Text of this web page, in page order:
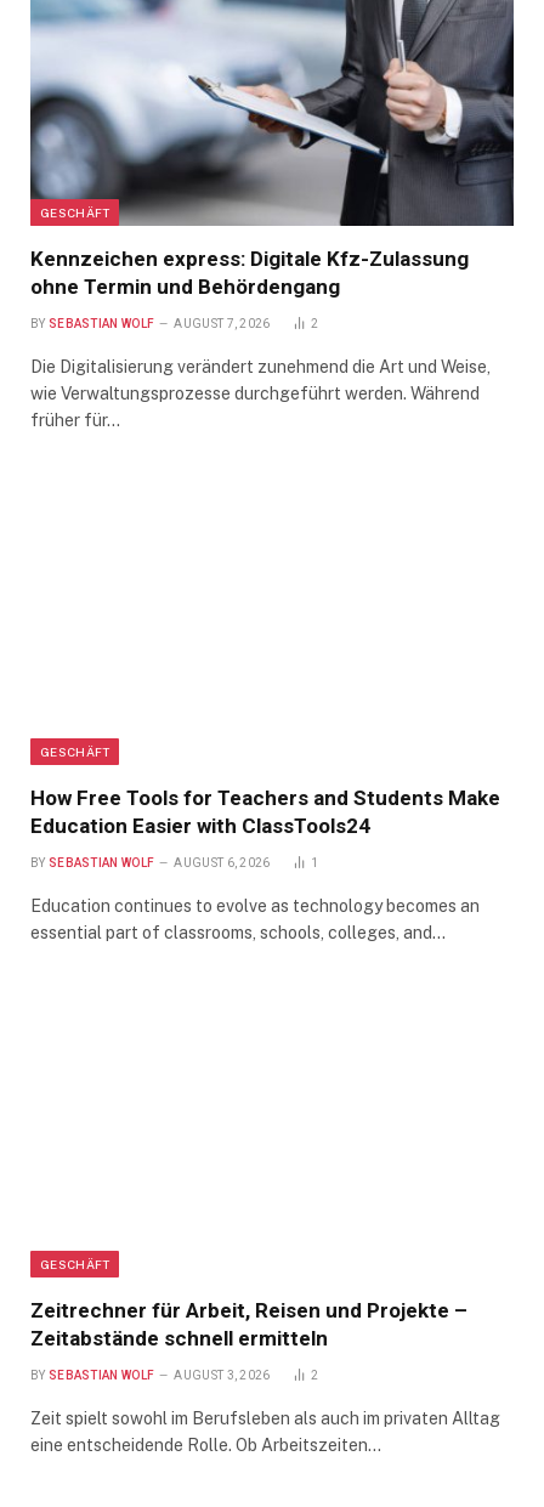
GESCHÄFT
Kennzeichen express: Digitale Kfz-Zulassung
ohne Termin und Behördengang
BY SEBASTIAN WOLF AUGUST 7, 2026 2
Die Digitalisierung verändert zunehmend die Art und Weise,
wie Verwaltungsprozesse durchgeführt werden. Während
früher für…
GESCHÄFT
How Free Tools for Teachers and Students Make
Education Easier with ClassTools24
BY SEBASTIAN WOLF AUGUST 6, 2026 1
Education continues to evolve as technology becomes an
essential part of classrooms, schools, colleges, and…
GESCHÄFT
Zeitrechner für Arbeit, Reisen und Projekte –
Zeitabstände schnell ermitteln
BY SEBASTIAN WOLF AUGUST 3, 2026 2
Zeit spielt sowohl im Berufsleben als auch im privaten Alltag
eine entscheidende Rolle. Ob Arbeitszeiten…